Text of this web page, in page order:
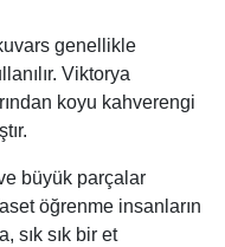
genellikle
Viktorya
koyu kahverengi
büyük parçalar
öğrenme insanların
sık sık bir et